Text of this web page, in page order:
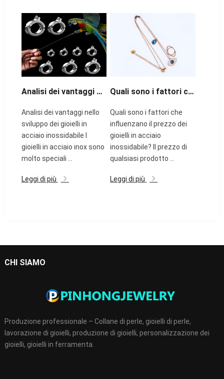
Analisi dei vantaggi dello sviluppo dei gioielli in acciaio inossidabile
Analisi dei vantaggi nello
sviluppo dei gioielli in
acciaio inossidabile I
gioielli in acciaio inox sono
molto speciali ...
Leggi di più
Quali sono i fattori che influenzano il prezzo dei gioielli in acciaio inossidabile?
Quali sono i fattori che
influenzano il prezzo dei
gioielli in acciaio
inossidabile? Il prezzo di
qualsiasi prodotto ...
Leggi di più
CHI SIAMO
Produzione professionale – Collane di perle, gioielli di perle,
lavorazione di gioielli, produzione di gioielli, personalizzazione dei
gioielli, gioielli in ferramenta.